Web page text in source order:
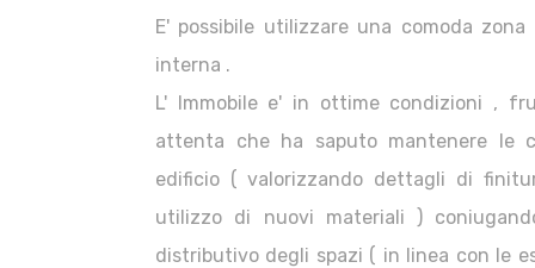
E' possibile utilizzare una comoda
interna .
L' Immobile e' in ottime condizioni ,
attenta che ha saputo mantenere le
edificio ( valorizzando dettagli di
utilizzo di nuovi materiali )
distributivo degli spazi ( in linea con le